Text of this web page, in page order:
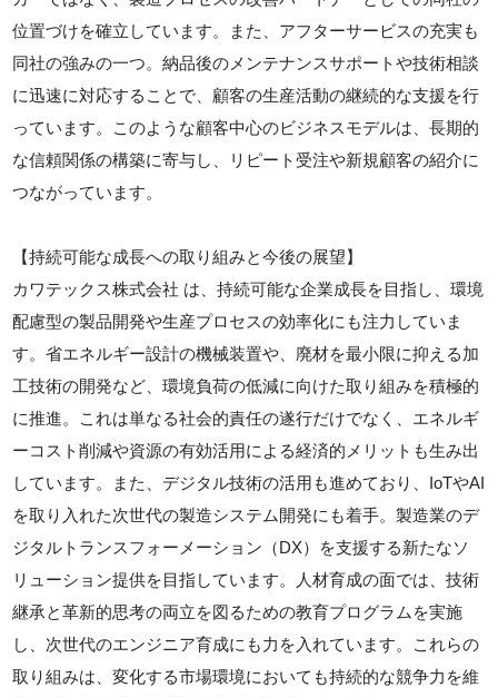
位置づけを確立しています。また、アフターサービスの充実も
同社の強みの一つ。納品後のメンテナンスサポートや技術相談
に迅速に対応することで、顧客の生産活動の継続的な支援を行
っています。このような顧客中心のビジネスモデルは、長期的
な信頼関係の構築に寄与し、リピート受注や新規顧客の紹介に
つながっています。
【持続可能な成長への取り組みと今後の展望】
カワテックス株式会社 は、持続可能な企業成長を目指し、環境
配慮型の製品開発や生産プロセスの効率化にも注力していま
す。省エネルギー設計の機械装置や、廃材を最小限に抑える加
工技術の開発など、環境負荷の低減に向けた取り組みを積極的
に推進。これは単なる社会的責任の遂行だけでなく、エネルギ
ーコスト削減や資源の有効活用による経済的メリットも生み出
しています。また、デジタル技術の活用も進めており、IoTやAI
を取り入れた次世代の製造システム開発にも着手。製造業のデ
ジタルトランスフォーメーション（DX）を支援する新たなソ
リューション提供を目指しています。人材育成の面では、技術
継承と革新的思考の両立を図るための教育プログラムを実施
し、次世代のエンジニア育成にも力を入れています。これらの
取り組みは、変化する市場環境においても持続的な競争力を維